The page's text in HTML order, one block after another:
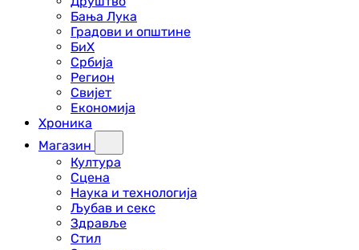
Бања Лука
Градови и општине
БиХ
Србија
Регион
Свијет
Економија
Хроника
Магазин
Култура
Сцена
Наука и технологија
Љубав и секс
Здравље
Стил